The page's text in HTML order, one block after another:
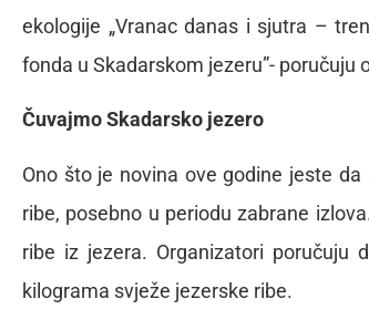
ekologije „Vranac danas i sjutra –
fonda u Skadarskom jezeru”- poručuju
Čuvajmo Skadarsko jezero
Ono što je novina ove godine jeste
ribe, posebno u periodu zabrane
ribe iz jezera. Organizatori poručuju
kilograma svježe jezerske ribe.